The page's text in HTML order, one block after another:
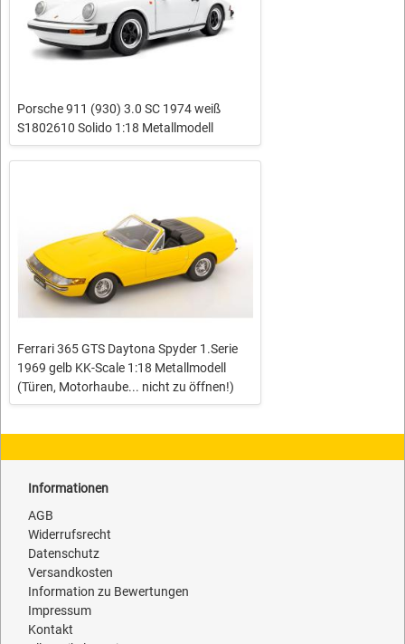
Porsche 911 (930) 3.0 SC 1974 weiß
S1802610 Solido 1:18 Metallmodell
Ferrari 365 GTS Daytona Spyder 1.Serie
1969 gelb KK-Scale 1:18 Metallmodell
(Türen, Motorhaube... nicht zu öffnen!)
Informationen
AGB
Widerrufsrecht
Datenschutz
Versandkosten
Information zu Bewertungen
Impressum
Kontakt